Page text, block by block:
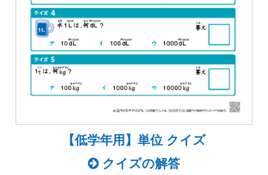
【低学年用】単位 クイズ
クイズの解答